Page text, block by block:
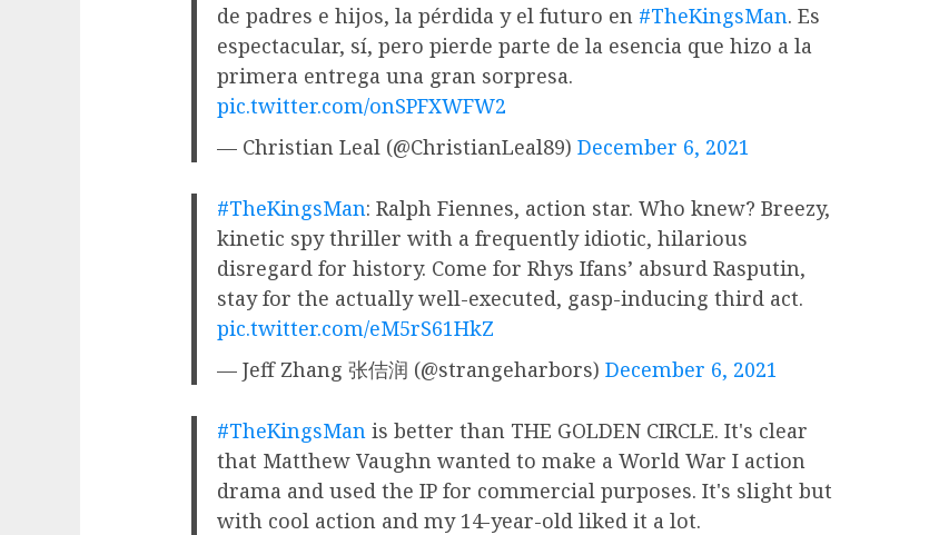
de padres e hijos, la pérdida y el futuro en #TheKingsMan. Es
espectacular, sí, pero pierde parte de la esencia que hizo a la
primera entrega una gran sorpresa.
pic.twitter.com/onSPFXWFW2
— Christian Leal (@ChristianLeal89) December 6, 2021
#TheKingsMan: Ralph Fiennes, action star. Who knew? Breezy,
kinetic spy thriller with a frequently idiotic, hilarious
disregard for history. Come for Rhys Ifans’ absurd Rasputin,
stay for the actually well-executed, gasp-inducing third act.
pic.twitter.com/eM5rS61HkZ
— Jeff Zhang 张佶润 (@strangeharbors) December 6, 2021
#TheKingsManis better than THE GOLDEN CIRCLE. It's clear
that Matthew Vaughn wanted to make a World War I action
drama and used the IP for commercial purposes. It's slight but
with cool action and my 14-year-old liked it a lot.